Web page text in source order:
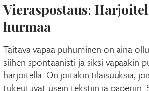
Vieraspostaus:
hurmaa
Taitava vapaa puhuminen on aina
siihen spontaanisti ja siksi vapaakin
harjoitella. On joitakin tilaisuuksia,
tukeutuvat usein tekstiin ja paperiin.